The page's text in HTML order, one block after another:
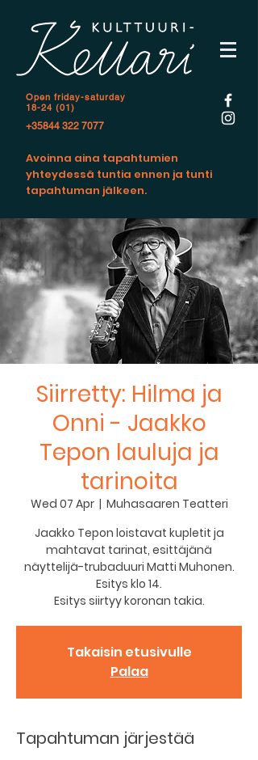
Open friday-saturday
18-24 (01)
+35844 322 7077
Avoinna aina tapahtumien
yhteydessä tuntia ennen ja tunti
tapahtuman jälkeen.
Siirretty: Hilma ja
Onni - Jaakko
Tepon lauluja ja
tarinoita
Wed 07 Apr
  |
Muhasaaren Teatteri
Jaakko Tepon loistavat kupletit ja
mahtavat tarinat, esittäjänä
näyttelijä-trubaduuri Matti Muhonen.
Esitys klo 14.
Esitys siirtyy koronan takia.
Takaisin etusivulle
Palaa
Tapahtuman järjestää